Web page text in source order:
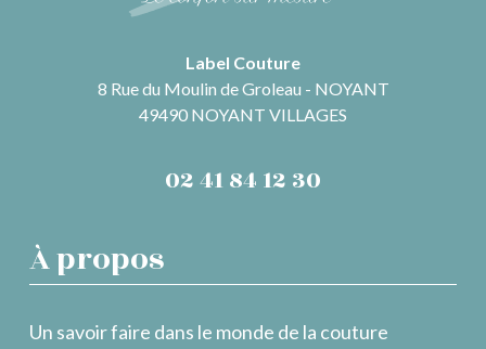
Label Couture
8 Rue du Moulin de Groleau - NOYANT
49490 NOYANT VILLAGES
02 41 84 12 30
À propos
Un savoir faire dans le monde de la couture